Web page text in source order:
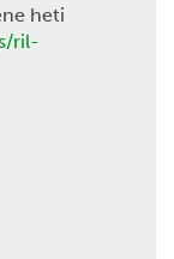
heti
ril-